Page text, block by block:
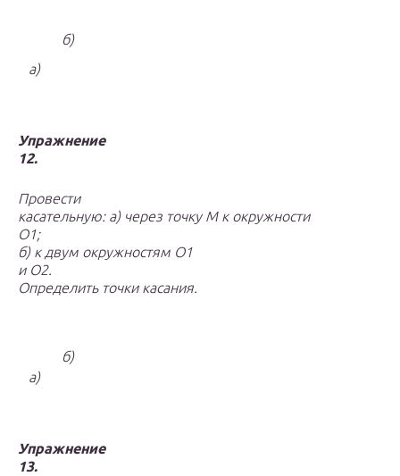
а)
б)
Упражнение
12.
Провести
касательную: а) через точку M к окружности
O1;
б) к двум окружностям O1
и O2.
Определить точки касания.
a)
б)
Упражнение
13.